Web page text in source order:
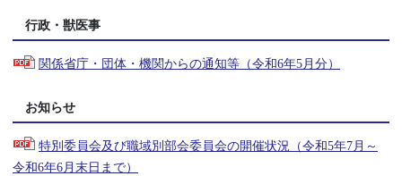
行政・獣医事
関係省庁・団体・機関からの通知等（令和6年5月分）
お知らせ
特別委員会及び職域別部会委員会の開催状況（令和5年7月～
令和6年6月末日まで）